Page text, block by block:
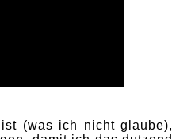
(was ich nicht glaube),